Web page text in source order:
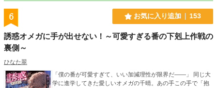
6 お気に入り追加 153
誘惑オメガに手が出せない！～可愛すぎる番の下剋上作戦の
裏側～
ひなた翠
「僕の番が可愛すぎて、いい加減理性が限界だ――」 同じ大
学に進学してきた愛しいオメガの千晴。あの手この手で「抱